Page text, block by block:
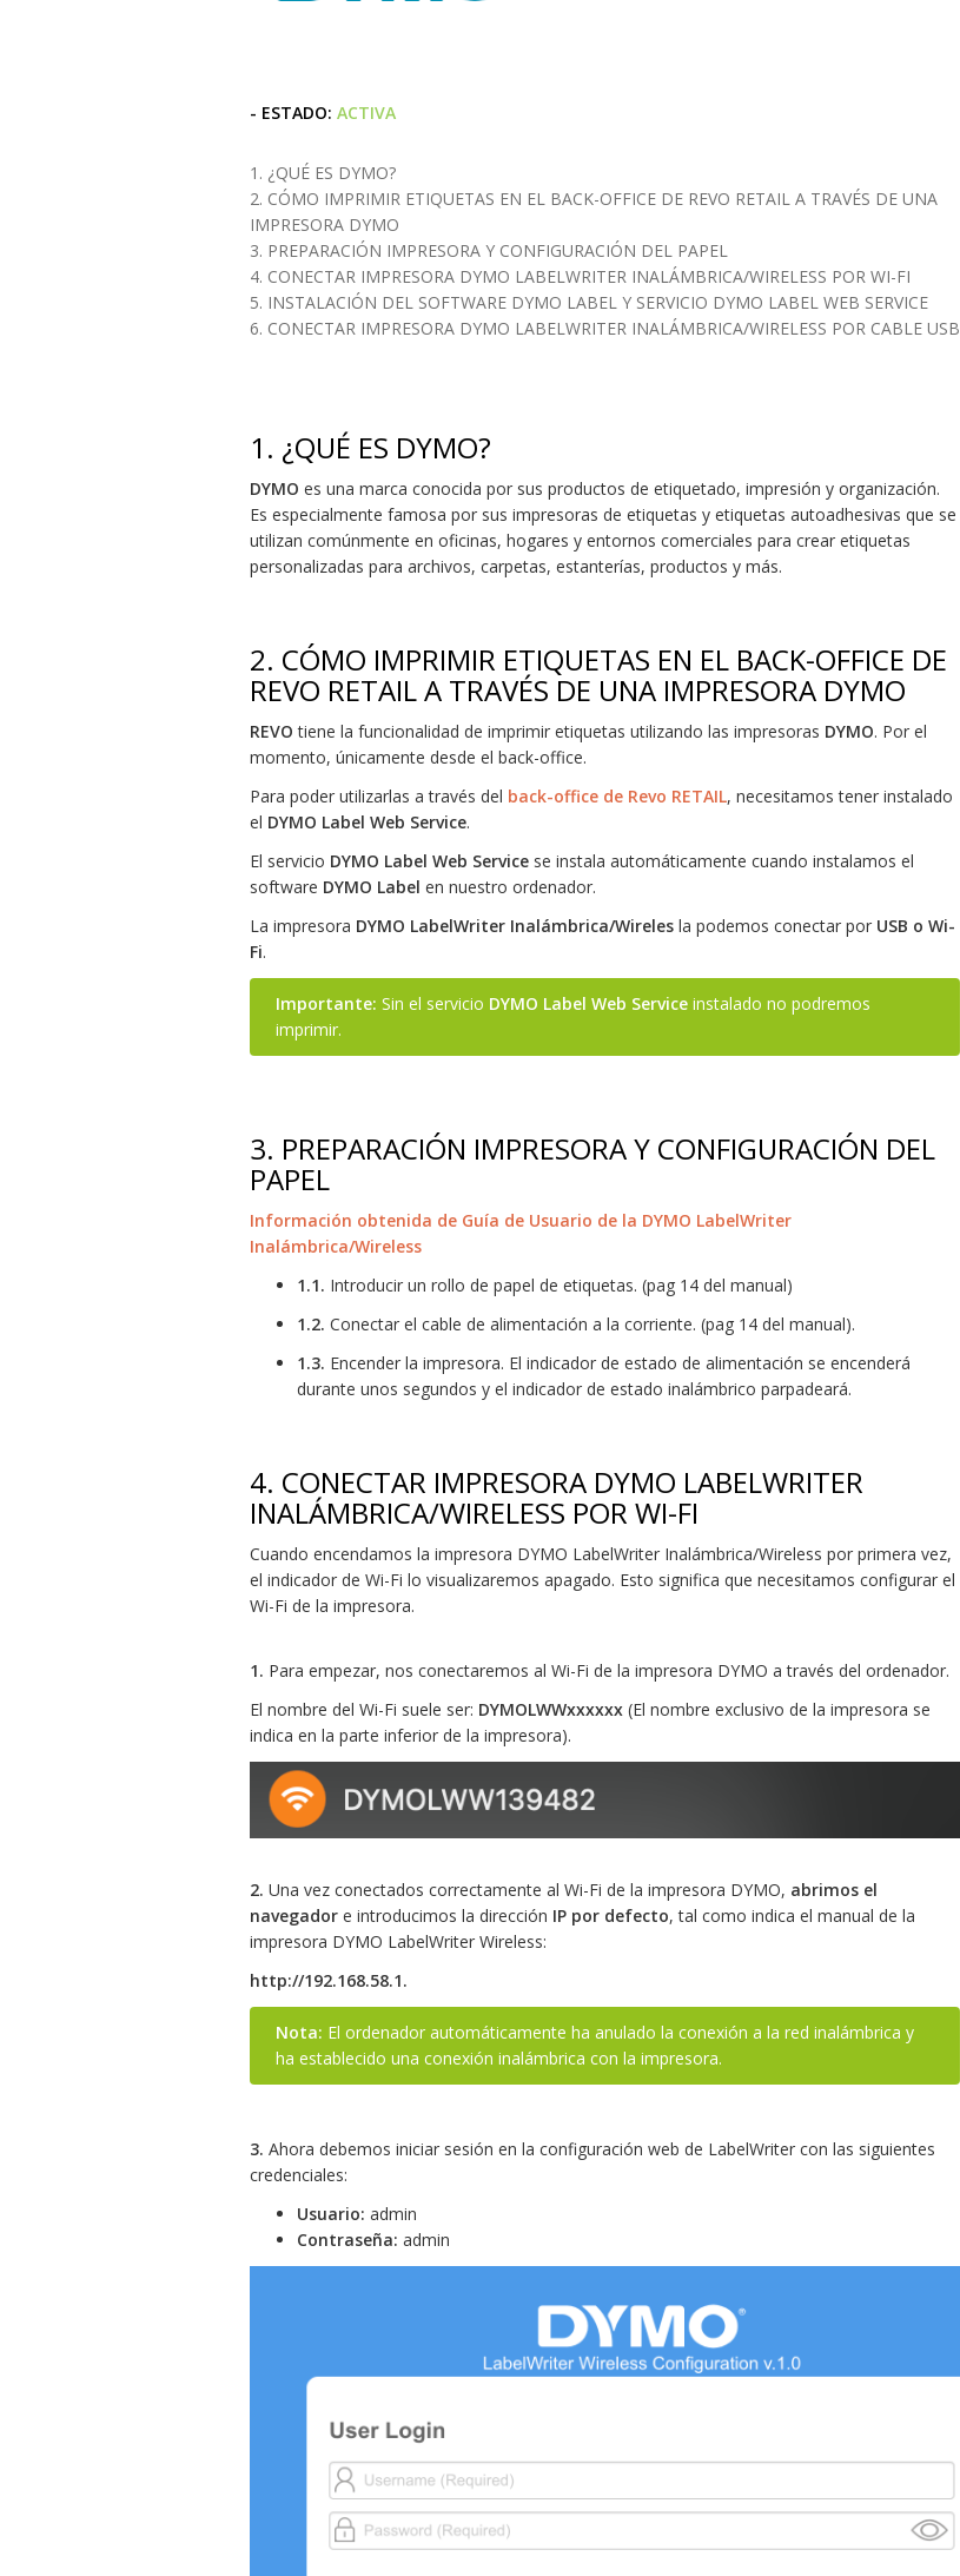
- ESTADO: ACTIVA
1. ¿QUÉ ES DYMO?
2. CÓMO IMPRIMIR ETIQUETAS EN EL BACK-OFFICE DE REVO RETAIL A TRAVÉS DE UNA
IMPRESORA DYMO
3. PREPARACIÓN IMPRESORA Y CONFIGURACIÓN DEL PAPEL
4. CONECTAR IMPRESORA DYMO LABELWRITER INALÁMBRICA/WIRELESS POR WI-FI
5. INSTALACIÓN DEL SOFTWARE DYMO LABEL Y SERVICIO DYMO LABEL WEB SERVICE
6. CONECTAR IMPRESORA DYMO LABELWRITER INALÁMBRICA/WIRELESS POR CABLE USB
1. ¿QUÉ ES DYMO?
DYMO es una marca conocida por sus productos de etiquetado, impresión y organización.
Es especialmente famosa por sus impresoras de etiquetas y etiquetas autoadhesivas que se
utilizan comúnmente en oficinas, hogares y entornos comerciales para crear etiquetas
personalizadas para archivos, carpetas, estanterías, productos y más.
2. CÓMO IMPRIMIR ETIQUETAS EN EL BACK-OFFICE DE
REVO RETAIL A TRAVÉS DE UNA IMPRESORA DYMO
REVO tiene la funcionalidad de imprimir etiquetas utilizando las impresoras DYMO. Por el
momento, únicamente desde el back-office.
Para poder utilizarlas a través del back-office de Revo RETAIL, necesitamos tener instalado
el DYMO Label Web Service.
El servicio DYMO Label Web Service se instala automáticamente cuando instalamos el
software DYMO Label en nuestro ordenador.
La impresora DYMO LabelWriter Inalámbrica/Wireles la podemos conectar por USB o Wi-
Fi.
Importante: Sin el servicio DYMO Label Web Service instalado no podremos
imprimir.
3. PREPARACIÓN IMPRESORA Y CONFIGURACIÓN DEL
PAPEL
Información obtenida de Guía de Usuario de la DYMO LabelWriter
Inalámbrica/Wireless
1.1. Introducir un rollo de papel de etiquetas. (pag 14 del manual)
1.2. Conectar el cable de alimentación a la corriente. (pag 14 del manual).
1.3. Encender la impresora. El indicador de estado de alimentación se encenderá
durante unos segundos y el indicador de estado inalámbrico parpadeará.
4. CONECTAR IMPRESORA DYMO LABELWRITER
INALÁMBRICA/WIRELESS POR WI-FI
Cuando encendamos la impresora DYMO LabelWriter Inalámbrica/Wireless por primera vez,
el indicador de Wi-Fi lo visualizaremos apagado. Esto significa que necesitamos configurar el
Wi-Fi de la impresora.
1. Para empezar, nos conectaremos al Wi-Fi de la impresora DYMO a través del ordenador.
El nombre del Wi-Fi suele ser: DYMOLWWxxxxxx (El nombre exclusivo de la impresora se
indica en la parte inferior de la impresora).
2. Una vez conectados correctamente al Wi-Fi de la impresora DYMO, abrimos el
navegador e introducimos la dirección IP por defecto, tal como indica el manual de la
impresora DYMO LabelWriter Wireless:
http://192.168.58.1.
Nota: El ordenador automáticamente ha anulado la conexión a la red inalámbrica y
ha establecido una conexión inalámbrica con la impresora.
3. Ahora debemos iniciar sesión en la configuración web de LabelWriter con las siguientes
credenciales:
Usuario: admin
Contraseña: admin